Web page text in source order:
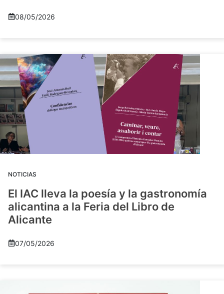
08/05/2026
NOTICIAS
El IAC lleva la poesía y la gastronomía
alicantina a la Feria del Libro de
Alicante
07/05/2026